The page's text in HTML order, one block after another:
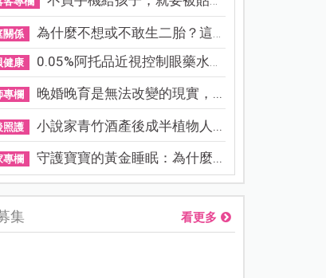
關係 為什麼不想或不敢生二胎？這8...
健康 0.05%阿托品近視控制眼藥水納...
專欄 晚婚晚育是無法改變的現實，...
照護 小說家青竹酒產後成半植物人...
專欄 守護寶寶的黃金睡眠：為什麼...
集 看更多